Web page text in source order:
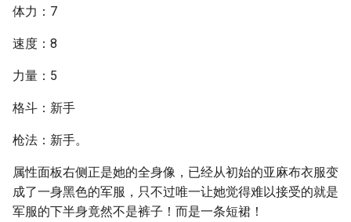
体力：7
速度：8
力量：5
格斗：新手
枪法：新手。
属性面板右侧正是她的全身像，已经从初始的亚麻布衣服变
成了一身黑色的军服，只不过唯一让她觉得难以接受的就是
军服的下半身竟然不是裤子！而是一条短裙！